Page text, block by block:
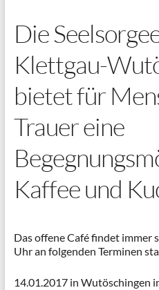
Die
Klettgau-
bietet für
Trauer eine
Kaffee und
Das offene Café findet immer
Uhr an folgenden Terminen
14.01.2017 in Wutöschingen